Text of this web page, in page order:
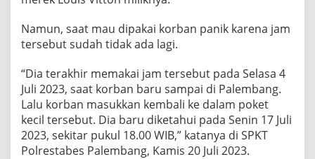
Namun, saat mau dipakai korban panik karena jam
tersebut sudah tidak ada lagi.
“Dia terakhir memakai jam tersebut pada Selasa 4
Juli 2023, saat korban baru sampai di Palembang.
Lalu korban masukkan kembali ke dalam poket
kecil tersebut. Dia baru diketahui pada Senin 17 Juli
2023, sekitar pukul 18.00 WIB,” katanya di SPKT
Polrestabes Palembang, Kamis 20 Juli 2023.